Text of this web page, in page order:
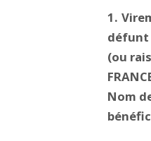
1.
défunt
(ou
Nom